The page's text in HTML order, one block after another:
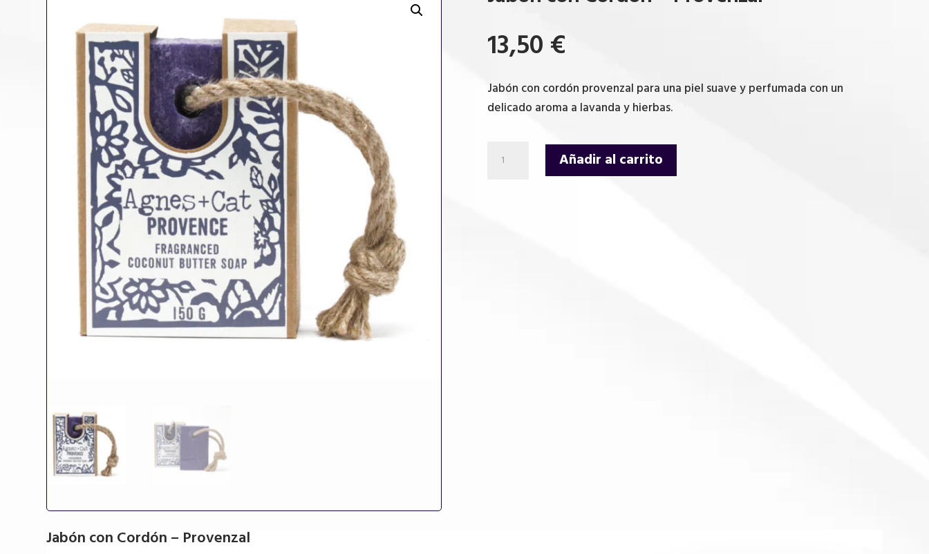
13,50€
Jabón con cordón provenzal para una piel suave y perfumada con un
delicado aroma a lavanda y hierbas.
con
Añadir al carrito
Jabón con Cordón – Provenzal